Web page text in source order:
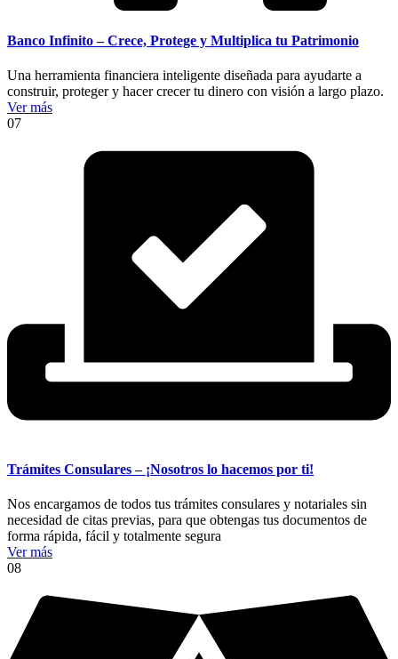
Banco Infinito – Crece, Protege y Multiplica tu Patrimonio
Una herramienta financiera inteligente diseñada para ayudarte a
construir, proteger y hacer crecer tu dinero con visión a largo plazo.
Ver más
07
Trámites Consulares – ¡Nosotros lo hacemos por ti!
Nos encargamos de todos tus trámites consulares y notariales sin
necesidad de citas previas, para que obtengas tus documentos de
forma rápida, fácil y totalmente segura
Ver más
08